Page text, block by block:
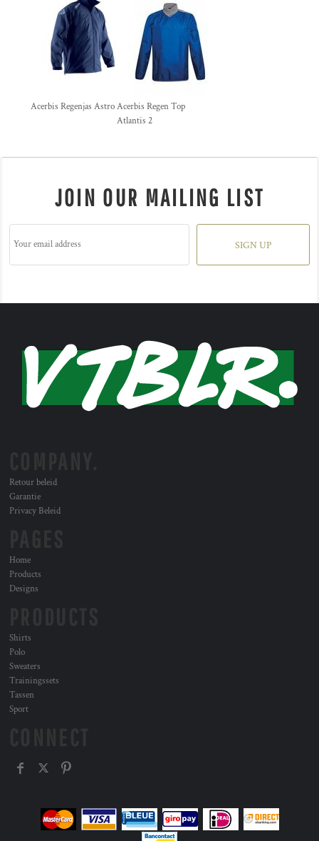
Acerbis Regenjas AstroAcerbis Regen Top
Atlantis 2
JOIN OUR MAILING LIST
SIGN UP
Retour beleid
Garantie
Privacy Beleid
Home
Products
Designs
Shirts
Polo
Sweaters
Trainingssets
Tassen
Sport